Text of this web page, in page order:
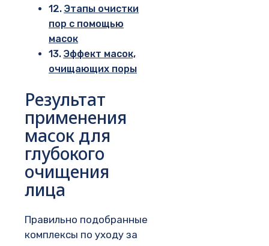
Этапы очистки
пор с помощью
масок
Эффект масок,
очищающих поры
Результат
применения
масок для
глубокого
очищения
лица
Правильно подобранные
комплексы по уходу за